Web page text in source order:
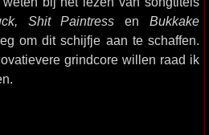
Shit Paintress enBukkake
om dit schijfje aan te schaffen.
grindcore willen raad ik